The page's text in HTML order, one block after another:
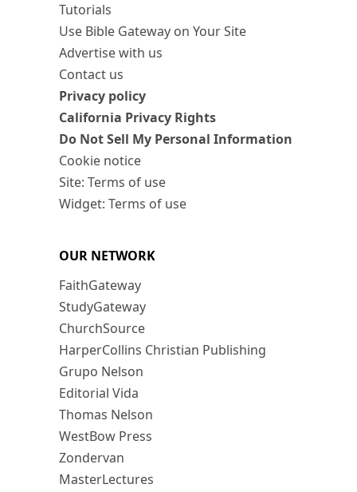
Tutorials
Use Bible Gateway on Your Site
Advertise with us
Contact us
Privacy policy
California Privacy Rights
Do Not Sell My Personal Information
Cookie notice
Site: Terms of use
Widget: Terms of use
OUR NETWORK
FaithGateway
StudyGateway
ChurchSource
HarperCollins Christian Publishing
Grupo Nelson
Editorial Vida
Thomas Nelson
WestBow Press
Zondervan
MasterLectures